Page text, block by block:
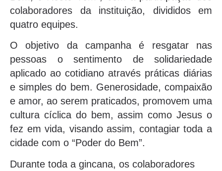
colaboradores da instituição, divididos em
quatro equipes.
O objetivo da campanha é resgatar nas
pessoas o sentimento de solidariedade
aplicado ao cotidiano através práticas diárias
e simples do bem. Generosidade, compaixão
e amor, ao serem praticados, promovem uma
cultura cíclica do bem, assim como Jesus o
fez em vida, visando assim, contagiar toda a
cidade com o “Poder do Bem”.
Durante toda a gincana, os colaboradores